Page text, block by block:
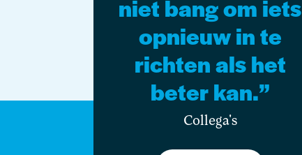
niet bang om iets
opnieuw in te
richten als het
beter kan.”
Collega's